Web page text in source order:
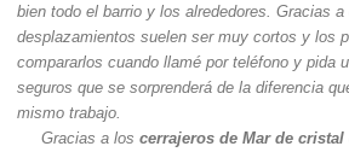
bien todo el barrio y los alrededores. Gracias a
desplazamientos suelen ser muy cortos y los
compararlos cuando llamé por teléfono y pida
seguros que se sorprenderá de la diferencia
mismo trabajo.
Gracias a los cerrajeros de Mar de cristal